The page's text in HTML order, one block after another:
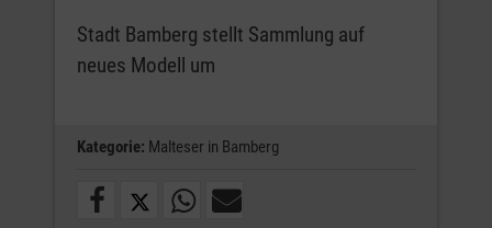
Stadt Bamberg stellt Sammlung auf
neues Modell um
Kategorie: Malteser in Bamberg